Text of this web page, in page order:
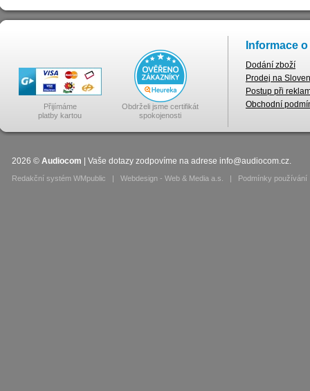
Přijímáme
platby kartou
Obdrželi jsme certifikát
spokojenosti
Informace
Dodání zboží
Prodej na
Postup při
Obchodní
2026 © Audiocom | Vaše dotazy zodpovíme na adrese info@audiocom.cz.
Redakční systém WMpublic | Webdesign - Web & Media a.s. | Podmínky používání